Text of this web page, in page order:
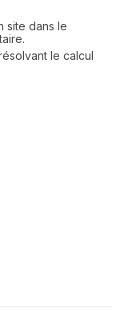
site dans le
le calcul